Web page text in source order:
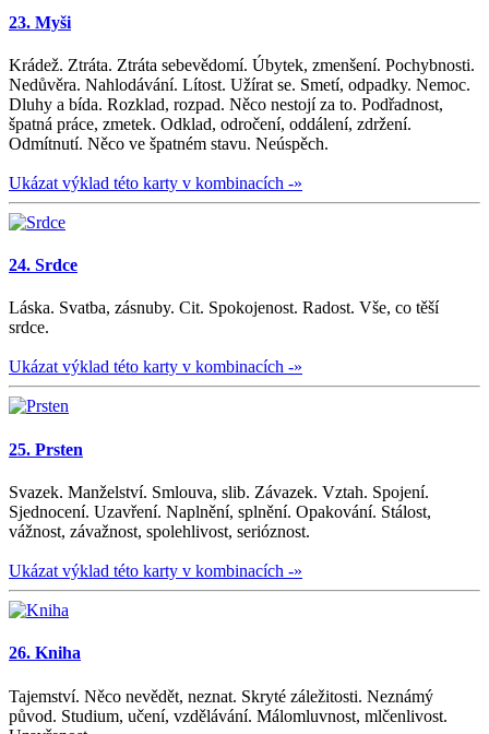
23. Myši
Krádež. Ztráta. Ztráta sebevědomí. Úbytek, zmenšení. Pochybnosti.
Nedůvěra. Nahlodávání. Lítost. Užírat se. Smetí, odpadky. Nemoc.
Dluhy a bída. Rozklad, rozpad. Něco nestojí za to. Podřadnost,
špatná práce, zmetek. Odklad, odročení, oddálení, zdržení.
Odmítnutí. Něco ve špatném stavu. Neúspěch.
Ukázat výklad této karty v kombinacích -»
24. Srdce
Láska. Svatba, zásnuby. Cit. Spokojenost. Radost. Vše, co těší
srdce.
Ukázat výklad této karty v kombinacích -»
25. Prsten
Svazek. Manželství. Smlouva, slib. Závazek. Vztah. Spojení.
Sjednocení. Uzavření. Naplnění, splnění. Opakování. Stálost,
vážnost, závažnost, spolehlivost, serióznost.
Ukázat výklad této karty v kombinacích -»
26. Kniha
Tajemství. Něco nevědět, neznat. Skryté záležitosti. Neznámý
původ. Studium, učení, vzdělávání. Málomluvnost, mlčenlivost.